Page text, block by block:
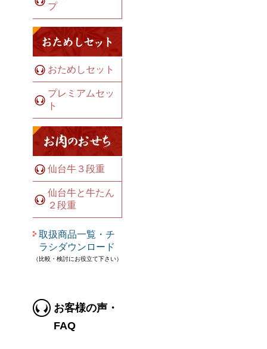
プ
おためしセット
プレミアムセッ
ト
仙台牛３段重
仙台牛と牛たん
２段重
取扱商品一覧・チ
ラシダウンロード
（比較・検討にお役立て下さい）
お客様の声・
FAQ